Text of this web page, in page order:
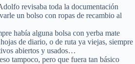
revisaba toda la documentación
un bolso con ropas de recambio al
había alguna bolsa con yerba mate
de diario, o de ruta ya viejas, siempre
abiertos y usados…
tampoco, pero que fuera tan básico